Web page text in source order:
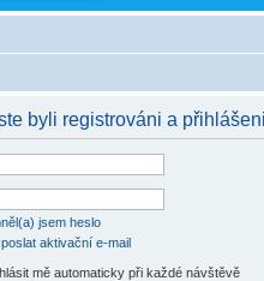
byli registrováni a
jsem heslo
aktivační e-mail
mě automaticky při každé návštěvě